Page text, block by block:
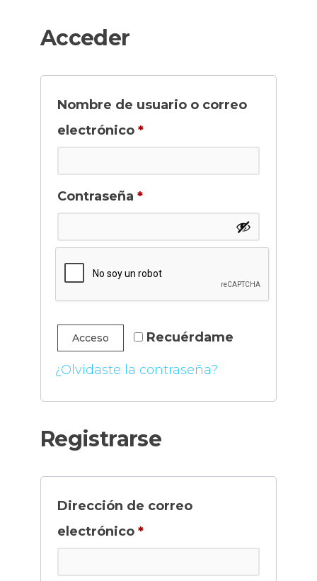
Acceder
Nombre de usuario o correo
electrónico *Obligatorio
Contraseña *Obligatorio
Recuérdame
Acceso
¿Olvidaste la contraseña?
Registrarse
Dirección de correo
electrónico *Obligatorio